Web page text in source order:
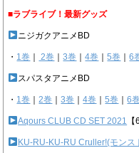
■ラブライブ！最新グッズ
ニジガクアニメBD
・ 1巻 2巻 ｜3巻 ｜4巻 ｜5巻 ｜6
スパスタアニメBD
・ 1巻 ｜2巻 ｜3巻 ｜4巻 ｜5巻 ｜6巻
Aqours CLUB CD SET 2021
KU-RU-KU-RU Cruller!(モンス